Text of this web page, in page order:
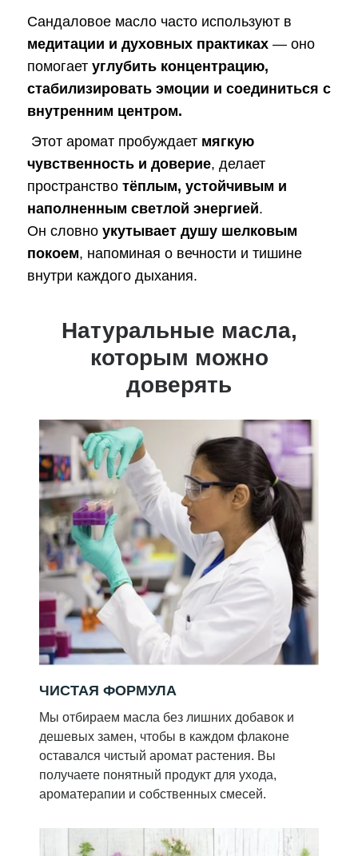
Сандаловое масло часто используют в
медитации и духовных практиках— оно
помогает углубить концентрацию,
стабилизировать эмоции и соединиться с
внутренним центром.
Этот аромат пробуждает мягкую
чувственность и доверие, делает
пространство тёплым, устойчивым и
наполненным светлой энергией.
Он словно укутывает душу шелковым
покоем, напоминая о вечности и тишине
внутри каждого дыхания.
Натуральные масла,
которым можно
доверять
ЧИСТАЯ ФОРМУЛА
Мы отбираем масла без лишних добавок и
дешевых замен, чтобы в каждом флаконе
оставался чистый аромат растения. Вы
получаете понятный продукт для ухода,
ароматерапии и собственных смесей.